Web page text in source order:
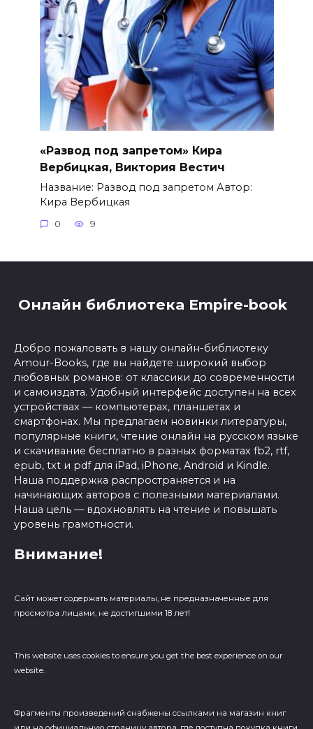
«Развод под запретом» Кира
Вербицкая, Виктория Вестич
Название: Развод под запретом Автор:
Кира Вербицкая
0 9
Онлайн библиотека Empire-book
Добро пожаловать в нашу онлайн-библиотеку
Amour-Books, где вы найдете широкий выбор
любовных романов: от классики до современности
и самоиздата. Удобный интерфейс доступен на всех
устройствах — компьютерах, планшетах и
смартфонах. Мы предлагаем новинки литературы,
популярные книги, чтение онлайн на русском языке
и скачивание бесплатно в разных форматах fb2, rtf,
epub, txt и pdf для iPad, iPhone, Android и Kindle.
Наша поддержка распространяется и на
начинающих авторов с полезными материалами.
Наша цель — вдохновлять на чтение и повышать
уровень грамотности.
Внимание!
Сайт может содержать материалы, не предназначенные для
просмотра лицами, не достигшими 18 лет!
This website uses cookies to ensure you get the best experience on our
website.
Фрагменты произведений cнабжены ссылками на магазин книг